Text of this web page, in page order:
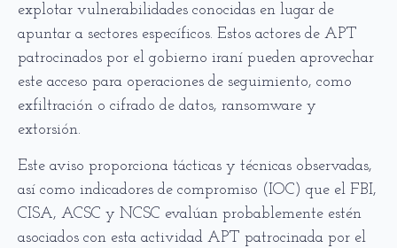
explotar vulnerabilidades conocidas en lugar de
apuntar a sectores específicos. Estos actores de APT
patrocinados por el gobierno iraní pueden aprovechar
este acceso para operaciones de seguimiento, como
exfiltración o cifrado de datos, ransomware y
extorsión.
Este aviso proporciona tácticas y técnicas observadas,
así como indicadores de compromiso (IOC) que el FBI,
CISA, ACSC y NCSC evalúan probablemente estén
asociados con esta actividad APT patrocinada por el